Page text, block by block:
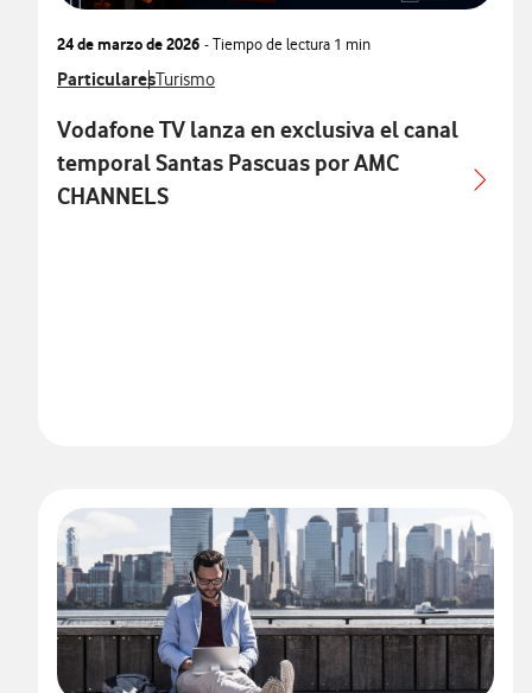
24 de marzo de 2026 - Tiempo de lectura 1 min
Ver más notas de prensa relacionados con
ParticularesVer más notas de prensa relacionados con
Turismo
Vodafone TV lanza en exclusiva el canal
temporal Santas Pascuas por AMC
CHANNELS